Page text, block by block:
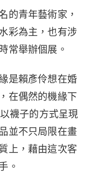
的青年藝術家，
彩為主，也有涉
常舉辦個展。
是賴彥伶想在婚
在偶然的機緣下
襪子的方式呈現
並不只局限在畫
上，藉由這次客
。